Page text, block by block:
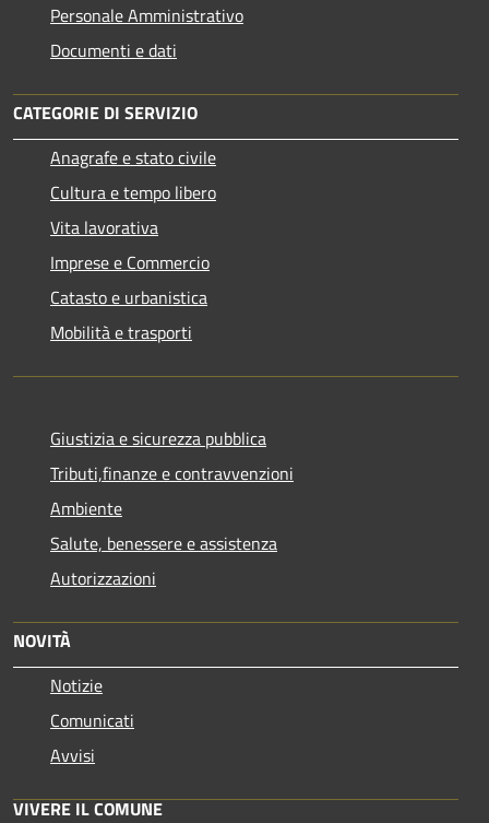
Personale Amministrativo
Documenti e dati
CATEGORIE DI SERVIZIO
Anagrafe e stato civile
Cultura e tempo libero
Vita lavorativa
Imprese e Commercio
Catasto e urbanistica
Mobilità e trasporti
Giustizia e sicurezza pubblica
Tributi,finanze e contravvenzioni
Ambiente
Salute, benessere e assistenza
Autorizzazioni
NOVITÀ
Notizie
Comunicati
Avvisi
VIVERE IL COMUNE